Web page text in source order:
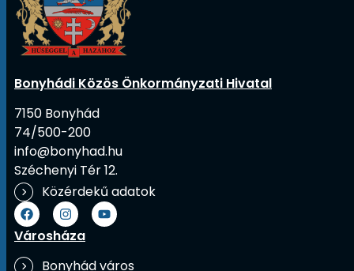
Bonyhádi Közös Önkormányzati Hivatal
7150 Bonyhád
74/500-200
info@bonyhad.hu
Széchenyi Tér 12.
Közérdekű adatok
Városháza
Bonyhád város